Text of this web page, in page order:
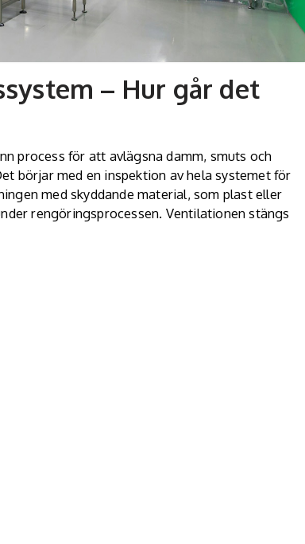
– Hur går det
process för att avlägsna damm, smuts och
börjar med en inspektion av hela systemet för
med skyddande material, som plast eller
rengöringsprocessen. Ventilationen stängs